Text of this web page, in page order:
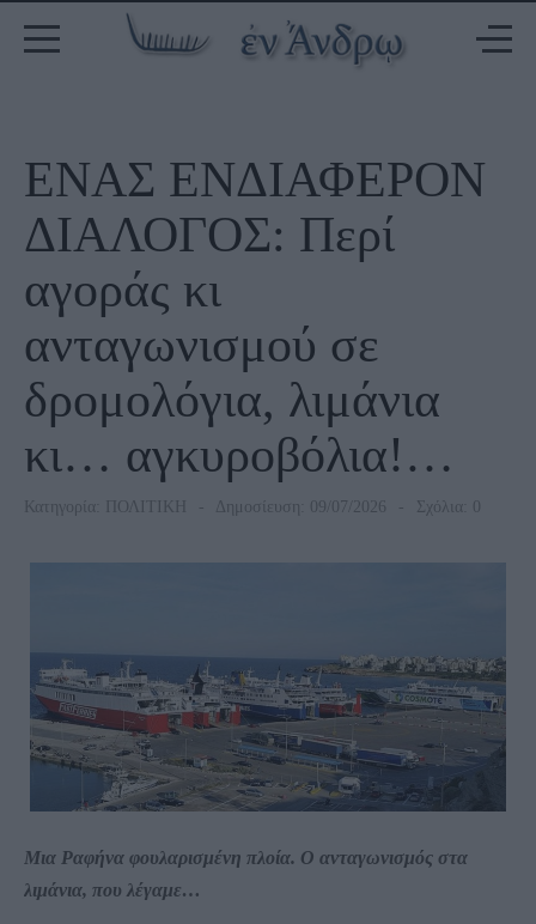
ΕΝΑΣ ΕΝΔΙΑΦΕΡΟΝ
ΔΙΑΛΟΓΟΣ: Περί
αγοράς κι
ανταγωνισμού σε
δρομολόγια, λιμάνια
κι… αγκυροβόλια!…
Κατηγορία: ΠΟΛΙΤΙΚΗ Δημοσίευση: 09/07/2026 Σχόλια: 0
Μια Ραφήνα φουλαρισμένη πλοία. Ο ανταγωνισμός στα
λιμάνια, που λέγαμε…